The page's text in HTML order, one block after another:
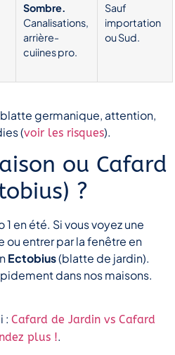
Sombre.
Canalisations,
arrière-
cuiines pro.
Sauf
importation
ou Sud.
germanique, attention,
(voir les risques).
ou Cafard
?
en été. Si vous voyez une
ou entrer par la fenêtre en
Ectobius(blatte de jardin).
dans nos maisons.
: Cafard de Jardin vs Cafard
plus !.